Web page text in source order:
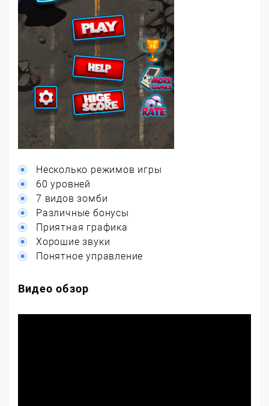
Несколько режимов игры
60 уровней
7 видов зомби
Различные бонусы
Приятная графика
Хорошие звуки
Понятное управление
Видео обзор